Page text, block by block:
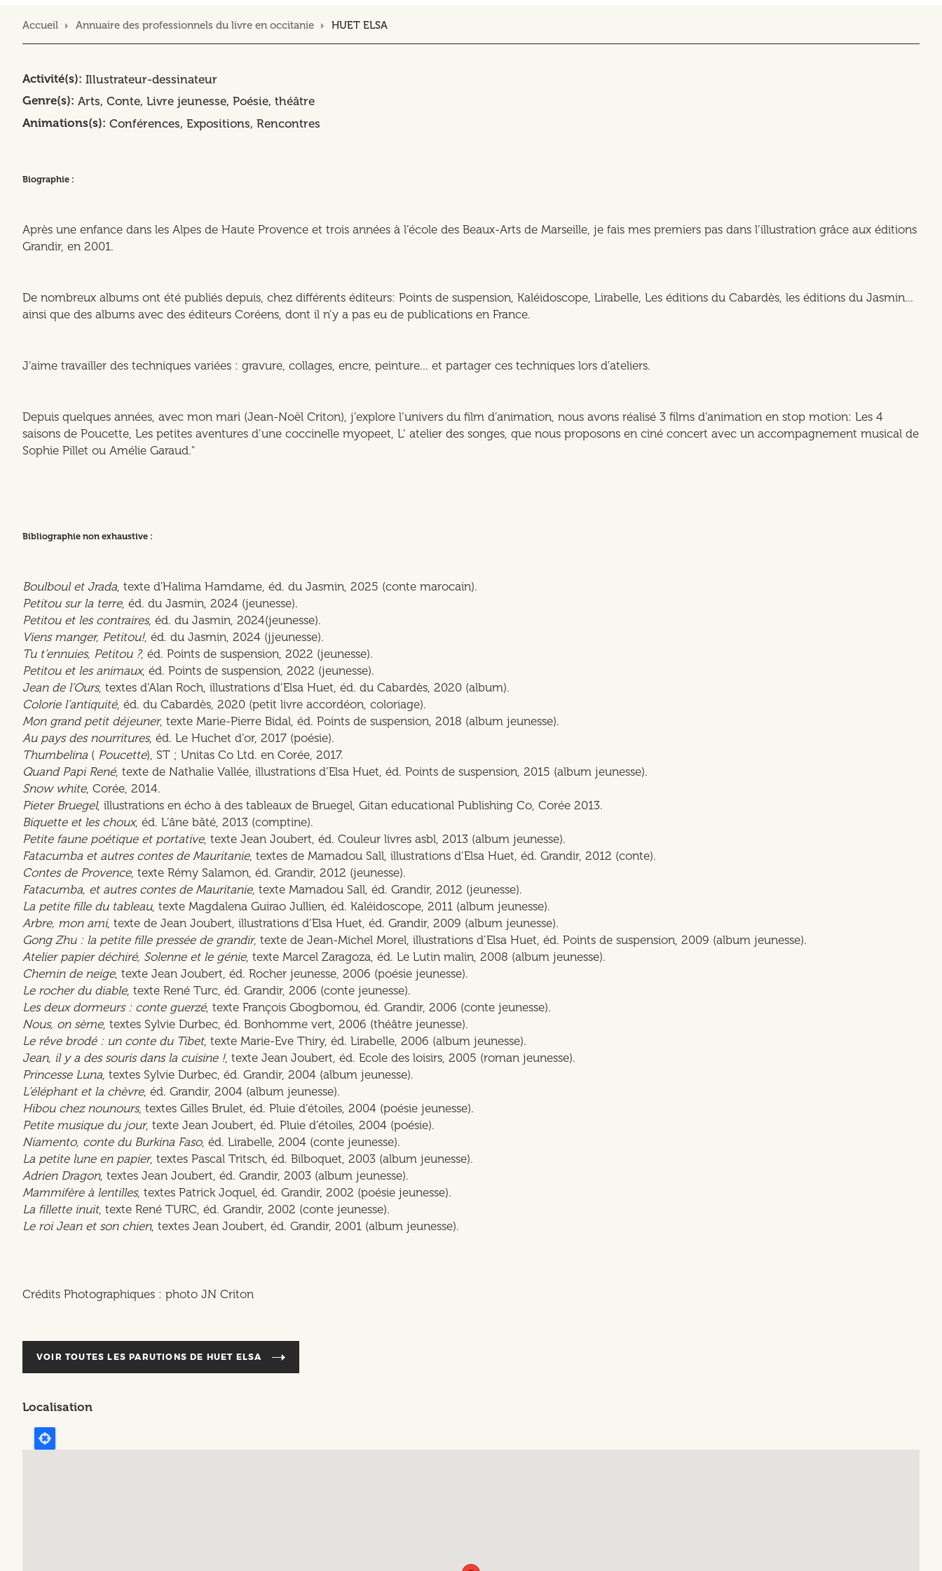
Accueil Annuaire des professionnels du livre en occitanie HUET ELSA
Activité(s) Illustrateur-dessinateur
Genre(s) Arts Conte Livre jeunesse Poésie, théâtre
Animations(s) Conférences Expositions Rencontres
Biographie :
Après une enfance dans les Alpes de Haute Provence et trois années à l’école des Beaux-Arts de Marseille, je fais mes premiers pas dans l’illustration grâce aux éditions
Grandir, en 2001.
De nombreux albums ont été publiés depuis, chez différents éditeurs: Points de suspension, Kaléidoscope, Lirabelle, Les éditions du Cabardès, les éditions du Jasmin...
ainsi que des albums avec des éditeurs Coréens, dont il n’y a pas eu de publications en France.
J’aime travailler des techniques variées : gravure, collages, encre, peinture... et partager ces techniques lors d’ateliers.
Depuis quelques années, avec mon mari (Jean-Noël Criton), j’explore l’univers du film d’animation, nous avons réalisé 3 films d’animation en stop motion: Les 4
saisons de Poucette, Les petites aventures d’une coccinelle myopeet, L’ atelier des songes, que nous proposons en ciné concert avec un accompagnement musical de
Sophie Pillet ou Amélie Garaud."
Bibliographie non exhaustive :
Boulboul et Jrada , texte d'Halima Hamdame, éd. du Jasmin, 2025 (conte marocain).
Petitou sur la terre, éd. du Jasmin, 2024 (jeunesse).
Petitou et les contraires, éd. du Jasmin, 2024(jeunesse).
Viens manger, Petitou!, éd. du Jasmin, 2024 (jjeunesse).
Tu t’ennuies, Petitou ?, éd. Points de suspension, 2022 (jeunesse).
Petitou et les animaux, éd. Points de suspension, 2022 (jeunesse).
Jean de l’Ours, textes d’Alan Roch, illustrations d’Elsa Huet, éd. du Cabardès, 2020 (album).
Colorie l’antiquité, éd. du Cabardès, 2020 (petit livre accordéon, coloriage).
Mon grand petit déjeuner, texte Marie-Pierre Bidal, éd. Points de suspension, 2018 (album jeunesse).
Au pays des nourritures, éd. Le Huchet d’or, 2017 (poésie).
Thumbelina ( Poucette), ST ; Unitas Co Ltd. en Corée, 2017.
Quand Papi René, texte de Nathalie Vallée, illustrations d’Elsa Huet, éd. Points de suspension, 2015 (album jeunesse).
Snow white, Corée, 2014.
Pieter Bruegel, illustrations en écho à des tableaux de Bruegel, Gitan educational Publishing Co, Corée 2013.
Biquette et les choux, éd. L’âne bâté, 2013 (comptine).
Petite faune poétique et portative, texte Jean Joubert, éd. Couleur livres asbl, 2013 (album jeunesse).
Fatacumba et autres contes de Mauritanie, textes de Mamadou Sall, illustrations d’Elsa Huet, éd. Grandir, 2012 (conte).
Contes de Provence, texte Rémy Salamon, éd. Grandir, 2012 (jeunesse).
Fatacumba, et autres contes de Mauritanie, texte Mamadou Sall, éd. Grandir, 2012 (jeunesse).
La petite fille du tableau, texte Magdalena Guirao Jullien, éd. Kaléidoscope, 2011 (album jeunesse).
Arbre, mon ami, texte de Jean Joubert, illustrations d’Elsa Huet, éd. Grandir, 2009 (album jeunesse).
Gong Zhu : la petite fille pressée de grandir, texte de Jean-Michel Morel, illustrations d’Elsa Huet, éd. Points de suspension, 2009 (album jeunesse).
Atelier papier déchiré, Solenne et le génie, texte Marcel Zaragoza, éd. Le Lutin malin, 2008 (album jeunesse).
Chemin de neige, texte Jean Joubert, éd. Rocher jeunesse, 2006 (poésie jeunesse).
Le rocher du diable, texte René Turc, éd. Grandir, 2006 (conte jeunesse).
Les deux dormeurs : conte guerzé, texte François Gbogbomou, éd. Grandir, 2006 (conte jeunesse).
Nous, on sème, textes Sylvie Durbec, éd. Bonhomme vert, 2006 (théâtre jeunesse).
Le rêve brodé : un conte du Tibet, texte Marie-Eve Thiry, éd. Lirabelle, 2006 (album jeunesse).
Jean, il y a des souris dans la cuisine !, texte Jean Joubert, éd. Ecole des loisirs, 2005 (roman jeunesse).
Princesse Luna , textes Sylvie Durbec, éd. Grandir, 2004 (album jeunesse).
L’éléphant et la chèvre, éd. Grandir, 2004 (album jeunesse).
Hibou chez nounours, textes Gilles Brulet, éd. Pluie d’étoiles, 2004 (poésie jeunesse).
Petite musique du jour, texte Jean Joubert, éd. Pluie d’étoiles, 2004 (poésie).
Niamento, conte du Burkina Faso, éd. Lirabelle, 2004 (conte jeunesse).
La petite lune en papier, textes Pascal Tritsch, éd. Bilboquet, 2003 (album jeunesse).
Adrien Dragon, textes Jean Joubert, éd. Grandir, 2003 (album jeunesse).
Mammifère à lentilles, textes Patrick Joquel, éd. Grandir, 2002 (poésie jeunesse).
La fillette inuit, texte René TURC, éd. Grandir, 2002 (conte jeunesse).
Le roi Jean et son chien, textes Jean Joubert, éd. Grandir, 2001 (album jeunesse).
Crédits Photographiques : photo JN Criton
VOIR TOUTES LES PARUTIONS DE HUET ELSA
Localisation